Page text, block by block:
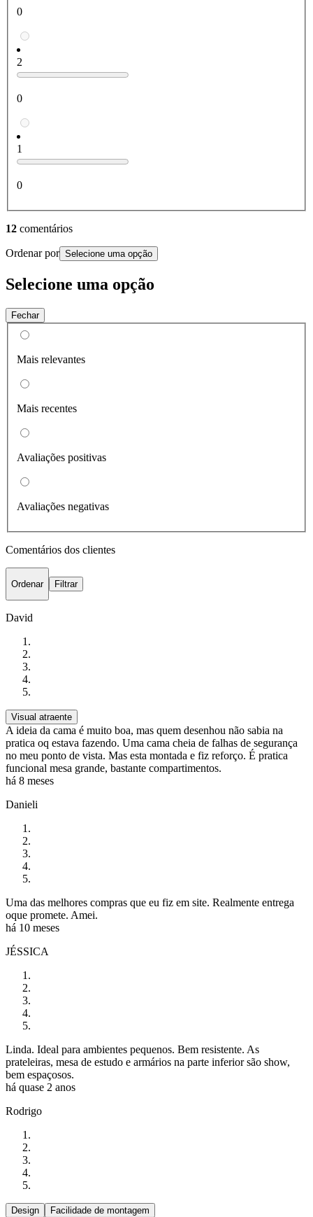
0
2
0
1
0
12 comentários
Ordenar por Selecione uma opção
Selecione uma opção
Fechar
Mais relevantes
Mais recentes
Avaliações positivas
Avaliações negativas
Comentários dos clientes
Ordenar Filtrar
David
Visual atraente
A ideia da cama é muito boa, mas quem desenhou não sabia na
pratica oq estava fazendo. Uma cama cheia de falhas de segurança
no meu ponto de vista. Mas esta montada e fiz reforço. É pratica
funcional mesa grande, bastante compartimentos.
há 8 meses
Danieli
Uma das melhores compras que eu fiz em site. Realmente entrega
oque promete. Amei.
há 10 meses
JÉSSICA
Linda. Ideal para ambientes pequenos. Bem resistente. As
prateleiras, mesa de estudo e armários na parte inferior são show,
bem espaçosos.
há quase 2 anos
Rodrigo
Design Facilidade de montagem